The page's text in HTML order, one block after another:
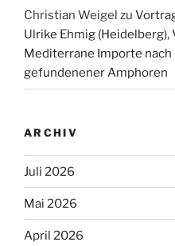
Christian Weigel zu
Ulrike Ehmig
Mediterrane Importe
gefundenener Amphoren
ARCHIV
Juli 2026
Mai 2026
April 2026